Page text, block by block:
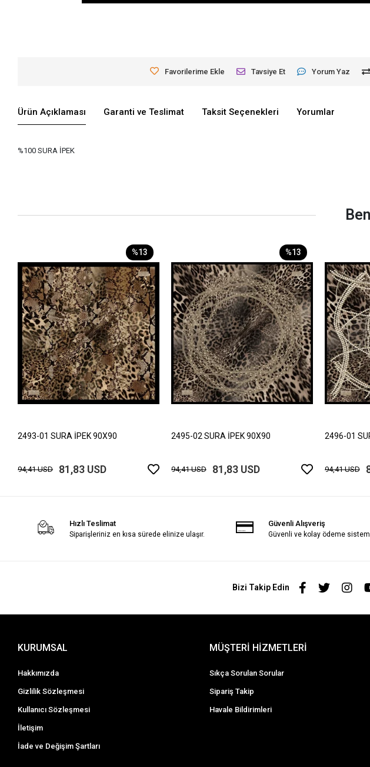
Favorilerime Ekle Tavsiye Et Yorum Yaz
Ürün Açıklaması Garanti ve Teslimat Taksit Seçenekleri Yorumlar
%100 SURA İPEK
%13
2493-01 SURA İPEK 90X90
94,41 USD 81,83 USD
%13
2495-02 SURA İPEK 90X90
94,41 USD 81,83 USD
2496-01
94,41 USD
Hızlı Teslimat
Siparişleriniz en kısa sürede elinize ulaşır.
Güvenli Alışveriş
Güvenli ve kolay ödeme
Bizi Takip Edin
KURUMSAL
Hakkımızda
Gizlilik Sözleşmesi
Kullanıcı Sözleşmesi
İletişim
İade ve Değişim Şartları
MÜŞTERİ HİZMETLERİ
Sıkça Sorulan Sorular
Sipariş Takip
Havale Bildirimleri